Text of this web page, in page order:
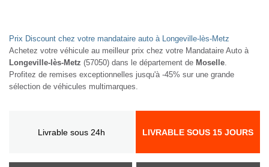
Prix Discount chez votre mandataire auto à Longeville-lès-Metz
Achetez votre véhicule au meilleur prix chez votre Mandataire Auto à
Longeville-lès-Metz (57050) dans le département de Moselle
Profitez de remises exceptionnelles jusqu'à -45% sur une grande
sélection de véhicules multimarques.
Livrable sous 24h LIVRABLE SOUS 15 JOURS